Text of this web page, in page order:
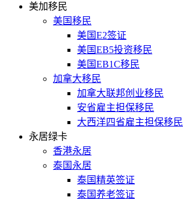
美加移民
美国移民
美国E2签证
美国EB5投资移民
美国EB1C移民
加拿大移民
加拿大联邦创业移民
安省雇主担保移民
大西洋四省雇主担保移民
永居绿卡
香港永居
泰国永居
泰国精英签证
泰国养老签证